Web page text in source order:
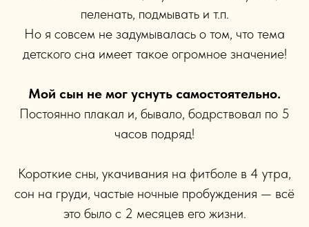
пеленать, подмывать и т.п.
Но я совсем не задумывалась о том, что тема
детского сна имеет такое огромное значение!
Мой сын не мог уснуть самостоятельно.
Постоянно плакал и, бывало, бодрствовал по 5
часов подряд!
Короткие сны, укачивания на фитболе в 4 утра,
сон на груди, частые ночные пробуждения — всё
это было с 2 месяцев его жизни.